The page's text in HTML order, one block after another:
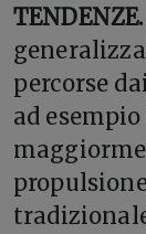
TENDENZE.
percorse
ad